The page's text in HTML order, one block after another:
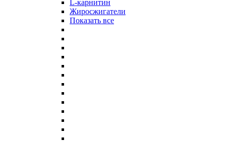
L-карнитин
Жиросжигатели
Показать все